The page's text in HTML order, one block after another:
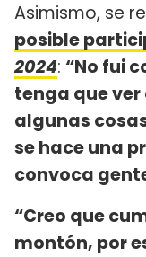
Asimismo, se
posible
2024: “No fui
tenga que
algunas
se hace una
convoca
“Creo que
montón, por